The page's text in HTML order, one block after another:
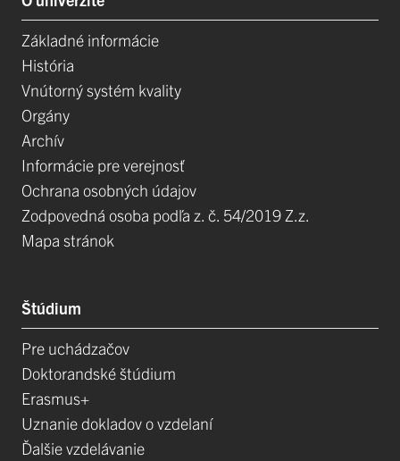
Základné informácie
História
Vnútorný systém kvality
Orgány
Archív
Informácie pre verejnosť
Ochrana osobných údajov
Zodpovedná osoba podľa z. č. 54/2019 Z.z.
Mapa stránok
Štúdium
Pre uchádzačov
Doktorandské štúdium
Erasmus+
Uznanie dokladov o vzdelaní
Ďalšie vzdelávanie